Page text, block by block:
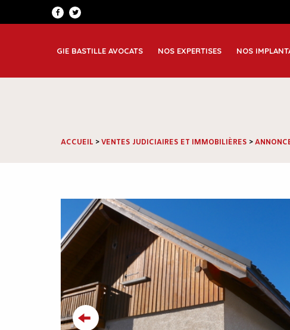
GIE BASTILLE AVOCATS NOS EXPERTISES NOS
ACCUEIL >VENTES JUDICIAIRES ET IMMOBILIÈRES >